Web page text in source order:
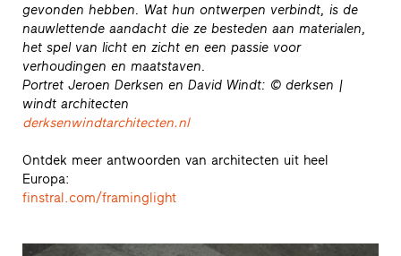
gevonden hebben. Wat hun ontwerpen verbindt, is de
nauwlettende aandacht die ze besteden aan materialen,
het spel van licht en zicht en een passie voor
verhoudingen en maatstaven.
Portret Jeroen Derksen en David Windt: © derksen |
windt architecten
derksenwindtarchitecten.nl
Ontdek meer antwoorden van architecten uit heel
Europa:
finstral.com/framinglight